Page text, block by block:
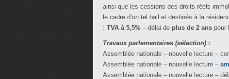
ainsi que les cessions des droits réels
le cadre d’un tel bail et destinés à la
: TVA à 5,5% – délai de plus de 2 ans pour
Travaux parlementaires (sélection) :
Assemblée nationale – nouvelle lecture –
Assemblée nationale – nouvelle lecture –
Assemblée nationale – nouvelle lecture –